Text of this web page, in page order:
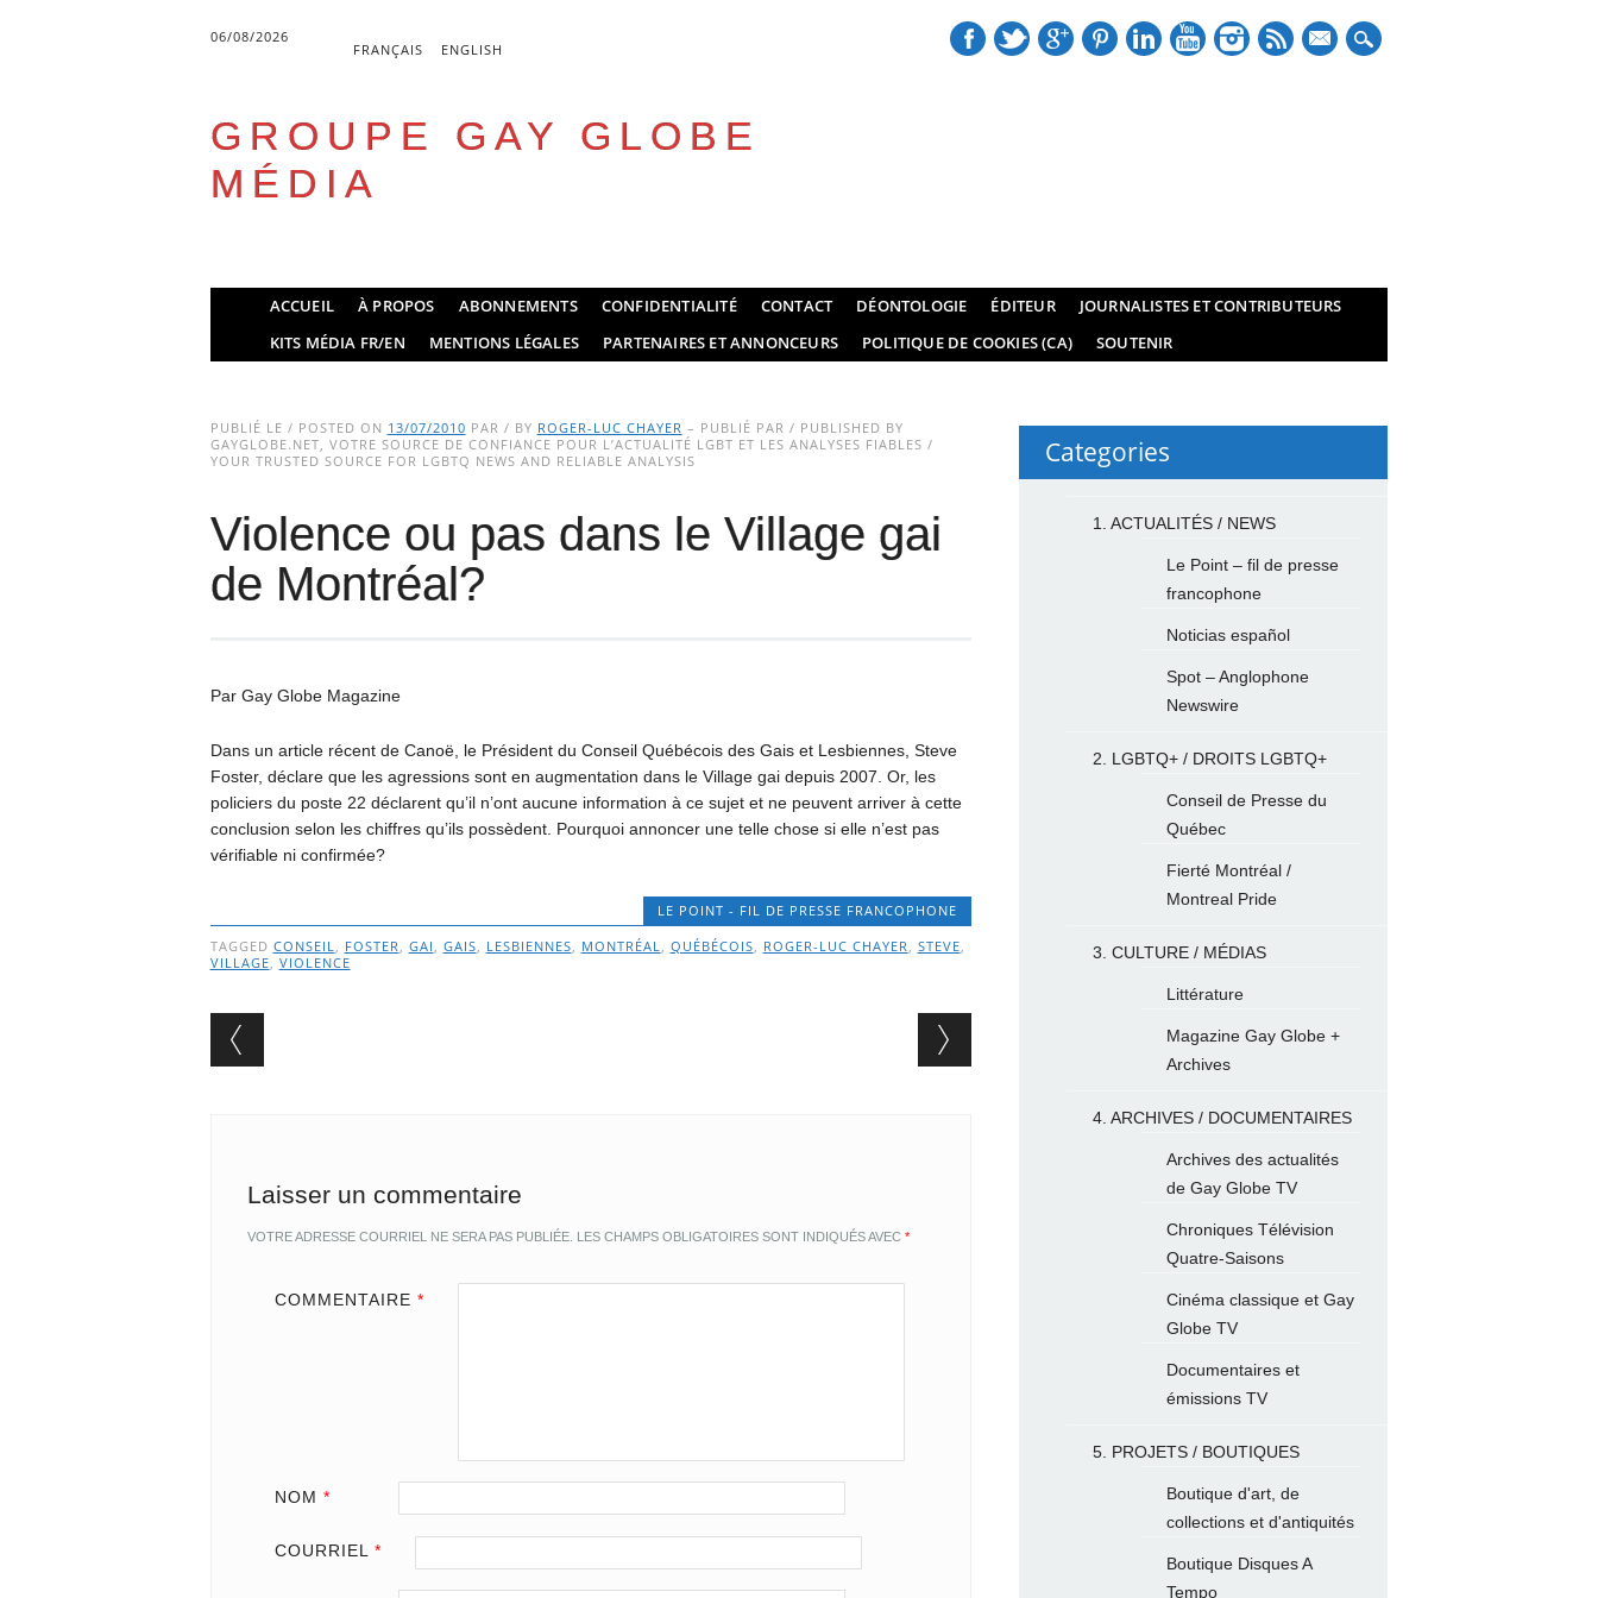
06/08/2026
FRANÇAIS ENGLISH
mail
GROUPE GAY GLOBE
MÉDIA
Main menu
ACCUEIL À PROPOS ABONNEMENTS CONFIDENTIALITÉ CONTACT DÉONTOLOGIE ÉDITEUR
JOURNALISTES ET CONTRIBUTEURS
KITS MÉDIA FR/EN
MENTIONS LÉGALES PARTENAIRES ET ANNONCEURS POLITIQUE DE COOKIES (CA) SOUTENIR
PUBLIÉ LE / POSTED ON 13/07/2010 PAR / BY ROGER-LUC CHAYER – PUBLIÉ PAR / PUBLISHED BY
GAYGLOBE.NET, VOTRE SOURCE DE CONFIANCE POUR L’ACTUALITÉ LGBT ET LES ANALYSES FIABLES /
YOUR TRUSTED SOURCE FOR LGBTQ NEWS AND RELIABLE ANALYSIS
Violence ou pas dans le Village gai
de Montréal?
Par Gay Globe Magazine
Dans un article récent de Canoë, le Président du Conseil Québécois des Gais et Lesbiennes, Steve
Foster, déclare que les agressions sont en augmentation dans le Village gai depuis 2007. Or, les
policiers du poste 22 déclarent qu’il n’ont aucune information à ce sujet et ne peuvent arriver à cette
conclusion selon les chiffres qu’ils possèdent. Pourquoi annoncer une telle chose si elle n’est pas
vérifiable ni confirmée?
LE POINT - FIL DE PRESSE FRANCOPHONE
TAGGED CONSEIL, FOSTER, GAI , GAIS, LESBIENNES, MONTRÉAL, QUÉBÉCOIS, ROGER-LUC CHAYER, STEVE,
VILLAGE, VIOLENCE
Post navigation
Laisser un commentaire
VOTRE ADRESSE COURRIEL NE SERA PAS PUBLIÉE. LES CHAMPS OBLIGATOIRES SONT INDIQUÉS AVEC *
COMMENTAIRE *
NOM *
COURRIEL *
Categories
1. ACTUALITÉS / NEWS
Le Point – fil de presse
francophone
Noticias español
Spot – Anglophone
Newswire
2. LGBTQ+ / DROITS LGBTQ+
Conseil de Presse du
Québec
Fierté Montréal /
Montreal Pride
3. CULTURE / MÉDIAS
Littérature
Magazine Gay Globe +
Archives
4. ARCHIVES / DOCUMENTAIRES
Archives des actualités
de Gay Globe TV
Chroniques Télévision
Quatre-Saisons
Cinéma classique et Gay
Globe TV
Documentaires et
émissions TV
5. PROJETS / BOUTIQUES
Boutique d'art, de
collections et d'antiquités
Boutique Disques A
Tempo